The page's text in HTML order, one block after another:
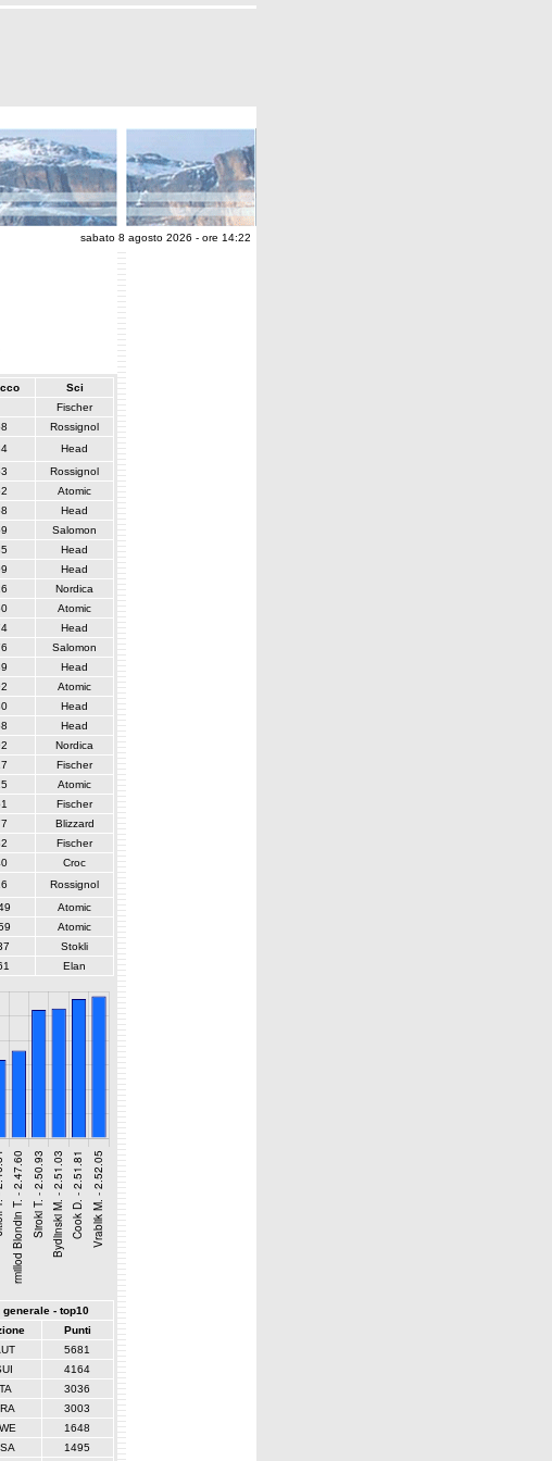
sabato 8 agosto 2026 - ore 14:22
Sci
Fischer
Rossignol
Head
Rossignol
Atomic
Head
Salomon
Head
Head
Nordica
Atomic
Head
Salomon
Head
Atomic
Head
Head
Nordica
Fischer
Atomic
Fischer
Blizzard
Fischer
Croc
Rossignol
Atomic
Atomic
Stokli
Elan
- top10
Punti
5681
4164
3036
3003
1648
1495